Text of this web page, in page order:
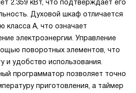
2.359 кВт, что подтверждает его
Духовой шкаф отличается
класса A, что означает
электроэнергии. Управление
поворотных элементов, что
и удобство использования.
программатор позволяет точно
приготовления, а таймер